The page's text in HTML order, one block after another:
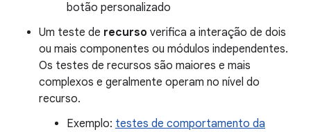
botão personalizado
Um teste de recurso verifica a interação de dois
ou mais componentes ou módulos independentes.
Os testes de recursos são maiores e mais
complexos e geralmente operam no nível do
recurso.
Exemplo: testes de comportamento da